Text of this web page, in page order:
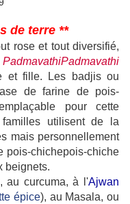
de terre **
rose et tout diversifié,
PadmavathiPadmavathi
et fille. Les badjis ou
de farine de pois-
pour cette
utilisent de la
mais personnellement
pois-chichepois-chiche
beignets.
au curcuma, à l'Ajwan
épice), au Masala, ou